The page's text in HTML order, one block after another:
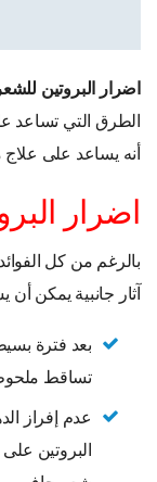
اضرار البروتين
الطرق التي تساعد
أنه يساعد على
اضرار
بالرغم من كل
آثار جانبية يمكن
بعد فترة
تساقط
عدم إفراز
البروتين